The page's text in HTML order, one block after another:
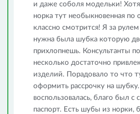
и даже соболя модельки!
норка тут необыкновенная по
классно смотрится! Я за
нужна была шубка которую
прихлопнешь. Консультанты
несколько достаточно
изделий. Порадовало то что
оформить рассрочку на
воспользовалась, благо был с
паспорт. Есть шубы из норки,